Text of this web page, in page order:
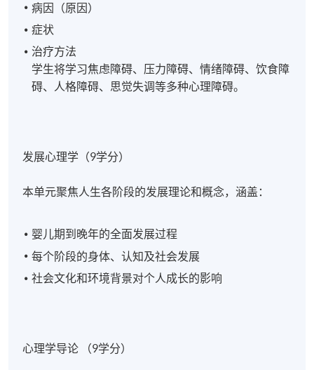
病因（原因）
症状
治疗方法
学生将学习焦虑障碍、压力障碍、情绪障碍、饮食障
碍、人格障碍、思觉失调等多种心理障碍。
发展心理学（9学分）
本单元聚焦人生各阶段的发展理论和概念，涵盖：
婴儿期到晚年的全面发展过程
每个阶段的身体、认知及社会发展
社会文化和环境背景对个人成长的影响
心理学导论 （9学分）